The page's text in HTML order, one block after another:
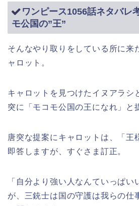
ワンピース1056話ネタバレ
モ公国の”王”
そんなやり取りをしている所に来
ャロット。
キャロットを見つけたイヌアラシ
突に「モコモ公国の王になれ」と
唐突な提案にキャロットは、「王
即答しますが、すぐさま訂正。
「自分より強い人なんていっぱい
が、三銃士は国の守護は我らの仕